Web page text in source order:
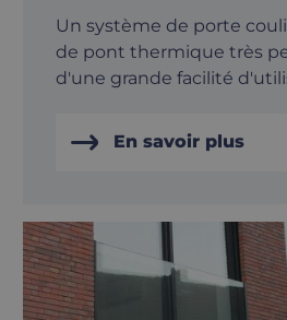
Un système de porte
de pont thermique très
d'une grande facilité
En savoir plus